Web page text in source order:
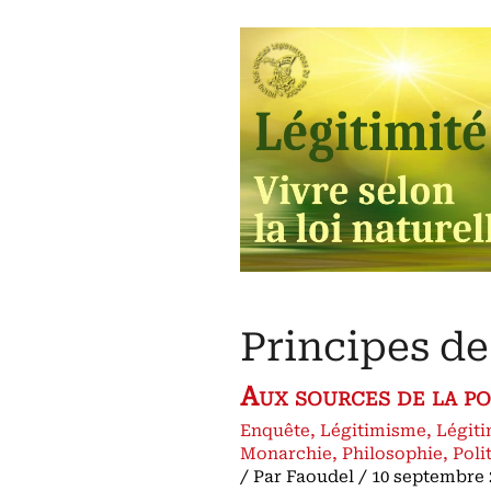
de
la
IIIe
République,
par
Alain
Bony
piège
du
parlementarisme
(1980)
Principes
Aux sources de la
Enquête, Légitimisme,
Monarchie, Philosophie,
/ Par Faoudel / 10 septembre